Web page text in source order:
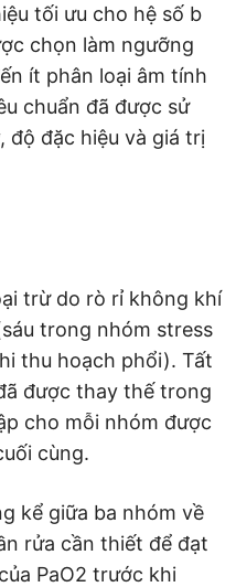
tối ưu cho hệ số b
chọn làm ngưỡng
ít phân loại âm tính
chuẩn đã được sử
độ đặc hiệu và giá trị
trừ do rò rỉ không khí
trong nhóm stress
thu hoạch phổi). Tất
được thay thế trong
cho mỗi nhóm được
cùng.
kể giữa ba nhóm về
rửa cần thiết để đạt
PaO2 trước khi